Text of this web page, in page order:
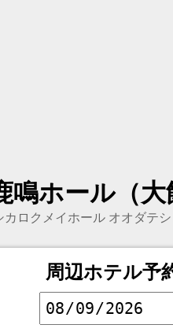
鳴ホール（大
カロクメイホール オオダテ
周辺ホテル予